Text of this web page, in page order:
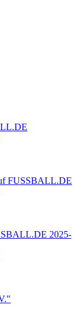
FUSSBALL.DE
2025-